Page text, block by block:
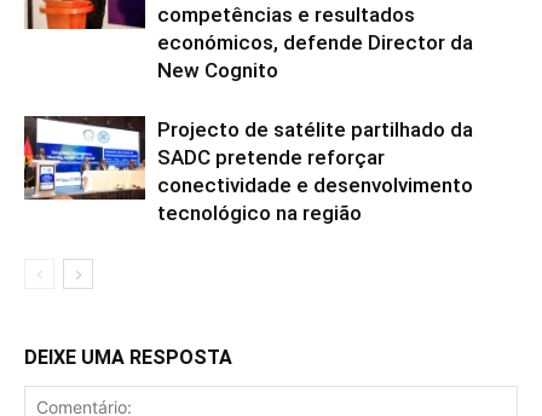
competências e resultados
económicos, defende Director da
New Cognito
Projecto de satélite partilhado da
SADC pretende reforçar
conectividade e desenvolvimento
tecnológico na região
DEIXE UMA RESPOSTA